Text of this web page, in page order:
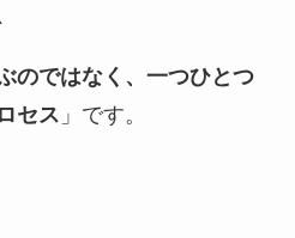
のではなく、一つひとつ
セス 」です。